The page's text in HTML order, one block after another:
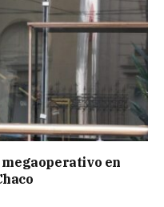
megaoperativo en